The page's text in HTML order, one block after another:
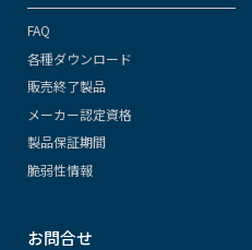
FAQ
各種ダウンロード
販売終了製品
メーカー認定資格
製品保証期間
脆弱性情報
お問合せ